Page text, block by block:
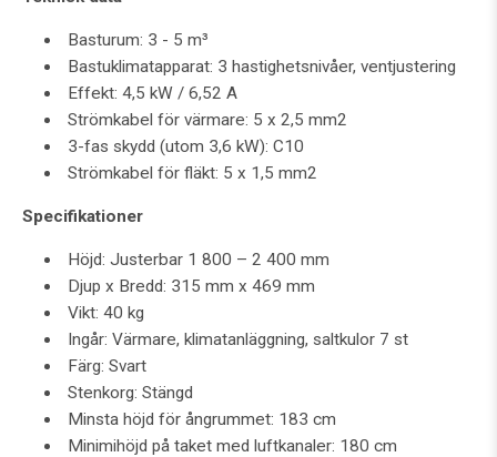
Basturum: 3 - 5 m³
Bastuklimatapparat: 3 hastighetsnivåer, ventjustering
Effekt: 4,5 kW / 6,52 A
Strömkabel för värmare: 5 x 2,5 mm2
3-fas skydd (utom 3,6 kW): C10
Strömkabel för fläkt: 5 x 1,5 mm2
Specifikationer
Höjd: Justerbar 1 800 – 2 400 mm
Djup x Bredd: 315 mm x 469 mm
Vikt: 40 kg
Ingår: Värmare, klimatanläggning, saltkulor 7 st
Färg: Svart
Stenkorg: Stängd
Minsta höjd för ångrummet: 183 cm
Minimihöjd på taket med luftkanaler: 180 cm